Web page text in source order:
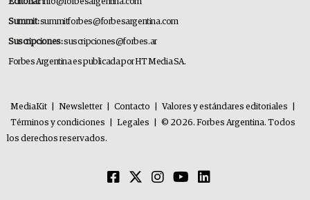
Summit:summitforbes@forbesargentina.com
Suscripciones:suscripciones@forbes.ar
Forbes Argentina es publicada por HT Media SA.
MediaKit Newsletter Contacto Valores y estándares editoriales
Términos y condiciones
Legales
© 2026. Forbes Argentina. Todos
los derechos reservados.